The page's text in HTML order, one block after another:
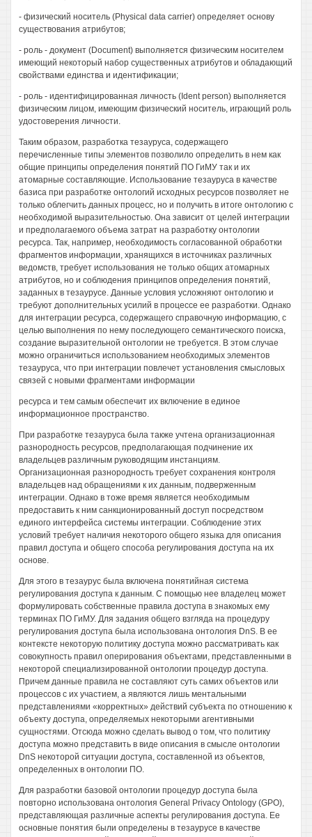
- физический носитель (Physical data carrier) определяет основу
существования атрибутов;
- роль - документ (Document) выполняется физическим носителем
имеющий некоторый набор существенных атрибутов и обладающий
свойствами единства и идентификации;
- роль - идентифицированная личность (Ident person) выполняется
физическим лицом, имеющим физический носитель, играющий роль
удостоверения личности.
Таким образом, разработка тезауруса, содержащего
перечисленные типы элементов позволило определить в нем как
общие принципы определения понятий ПО ГиМУ так и их
атомарные составляющие. Использование тезауруса в качестве
базиса при разработке онтологий исходных ресурсов позволяет не
только облегчить данных процесс, но и получить в итоге онтологию с
необходимой выразительностью. Она зависит от целей интеграции
и предполагаемого объема затрат на разработку онтологии
ресурса. Так, например, необходимость согласованной обработки
фрагментов информации, хранящихся в источниках различных
ведомств, требует использования не только общих атомарных
атрибутов, но и соблюдения принципов определения понятий,
заданных в тезаурусе. Данные условия усложняют онтологию и
требуют дополнительных усилий в процессе ее разработки. Однако
для интеграции ресурса, содержащего справочную информацию, с
целью выполнения по нему последующего семантического поиска,
создание выразительной онтологии не требуется. В этом случае
можно ограничиться использованием необходимых элементов
тезауруса, что при интеграции повлечет установления смысловых
связей с новыми фрагментами информации
ресурса и тем самым обеспечит их включение в единое
информационное пространство.
При разработке тезауруса была также учтена организационная
разнородность ресурсов, предполагающая подчинение их
владельцев различным руководящим инстанциям.
Организационная разнородность требует сохранения контроля
владельцев над обращениями к их данным, подверженным
интеграции. Однако в тоже время является необходимым
предоставить к ним санкционированный доступ посредством
единого интерфейса системы интеграции. Соблюдение этих
условий требует наличия некоторого общего языка для описания
правил доступа и общего способа регулирования доступа на их
основе.
Для этого в тезаурус была включена понятийная система
регулирования доступа к данным. С помощью нее владелец может
формулировать собственные правила доступа в знакомых ему
терминах ПО ГиМУ. Для задания общего взгляда на процедуру
регулирования доступа была использована онтология DnS. В ее
контексте некоторую политику доступа можно рассматривать как
совокупность правил оперирования объектами, представленными в
некоторой специализированной онтологии процедур доступа.
Причем данные правила не составляют суть самих объектов или
процессов с их участием, а являются лишь ментальными
представлениями «корректных» действий субъекта по отношению к
объекту доступа, определяемых некоторыми агентивными
сущностями. Отсюда можно сделать вывод о том, что политику
доступа можно представить в виде описания в смысле онтологии
DnS некоторой ситуации доступа, составленной из объектов,
определенных в онтологии ПО.
Для разработки базовой онтологии процедур доступа была
повторно использована онтология General Privacy Ontology (GPO),
представляющая различные аспекты регулирования доступа. Ее
основные понятия были определены в тезаурусе в качестве